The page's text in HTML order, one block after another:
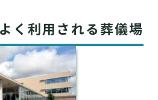
く利用される葬儀場